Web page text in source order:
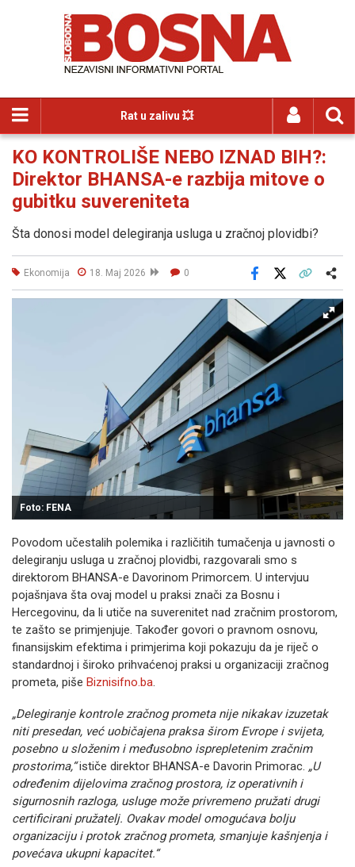
Rat u zalivu 💥
KO KONTROLIŠE NEBO IZNAD BIH?:
Direktor BHANSA-e razbija mitove o
gubitku suvereniteta
Šta donosi model delegiranja usluga u zračnoj plovidbi?
Ekonomija 18. Maj 2026 0
Facebook
Foto: FENA
Povodom učestalih polemika i različitih tumačenja u javnosti o
delegiranju usluga u zračnoj plovidbi, razgovarali smo s
direktorom BHANSA-e Davorinom Primorcem. U intervjuu
pojašnjava šta ovaj model u praksi znači za Bosnu i
Hercegovinu, da li utiče na suverenitet nad zračnim prostorom,
te zašto se primjenjuje. Također govori o pravnom osnovu,
finansijskim efektima i primjerima koji pokazuju da je riječ o
standardnoj i široko prihvaćenoj praksi u organizaciji zračnog
prometa, piše Biznisifno.ba.
„Delegiranje kontrole zračnog prometa nije nikakav izuzetak
niti presedan, već uobičajena praksa širom Evrope i svijeta,
posebno u složenim i međusobno isprepletenim zračnim
prostorima,“ističe direktor BHANSA-e Davorin Primorac. „U
određenim dijelovima zračnog prostora, iz operativnih i
sigurnosnih razloga, usluge može privremeno pružati drugi
certificirani pružatelj. Ovakav model omogućava bolju
organizaciju i protok zračnog prometa, smanjuje kašnjenja i
povećava ukupni kapacitet.“